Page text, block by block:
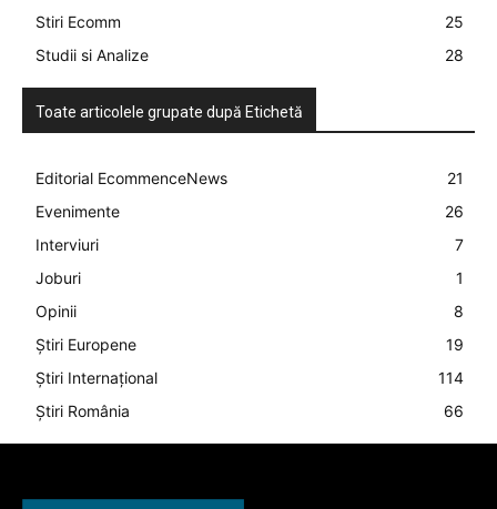
Stiri Ecomm
25
Studii si Analize
28
Toate articolele grupate după Etichetă
Editorial EcommenceNews
21
Evenimente
26
Interviuri
7
Joburi
1
Opinii
8
Știri Europene
19
Știri Internațional
114
Știri România
66